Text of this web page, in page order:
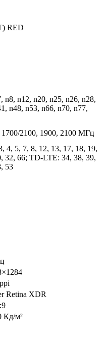
RED
n8, n12, n20, n25, n26, n28,
n48, n53, n66, n70, n77,
2100, 1900, 2100 МГц
4, 5, 7, 8, 12, 13, 17, 18, 19,
32, 66; TD-LTE: 34, 38, 39,
53
Retina XDR
Кд/м²